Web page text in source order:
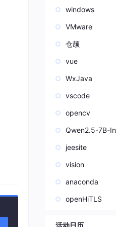
的
windows
VMware
仓颉
vue
WxJava
vscode
opencv
Qwen2.5-7B-
jeesite
vision
anaconda
openHiTLS
活动日历